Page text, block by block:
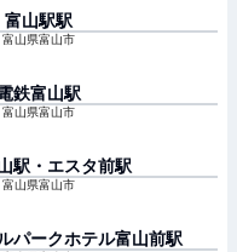
富山駅駅
富山県富山市
鉄富山駅
富山県富山市
駅・エスタ前駅
富山県富山市
パークホテル富山前駅